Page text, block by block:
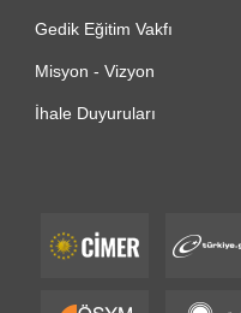
Gedik Eğitim Vakfı
Misyon - Vizyon
İhale Duyuruları